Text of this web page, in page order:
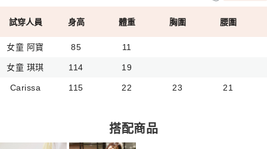
試穿人員 身高 體重 胸圍 腰圍
女童 阿寶 85 11
女童 琪琪 114 19
Carissa 115 22 23 21
搭配商品